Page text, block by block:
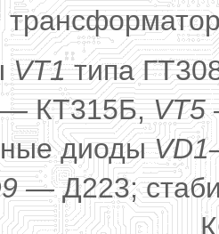
VT1типа
—КТ315Б,
диоды
—Д223;